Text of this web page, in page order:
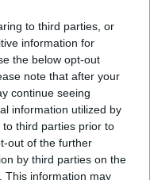
to third parties, or
information for
the below opt-out
note that after your
continue seeing
information utilized by
third parties prior to
out of the further
by third parties on the
This information may
ΕΠΌΜΕΝΟ ΆΡΘΡΟ
Video – Απίστευτος
Στρατάκης: Μην κάνεις
εκπομπή @@@δέλο!